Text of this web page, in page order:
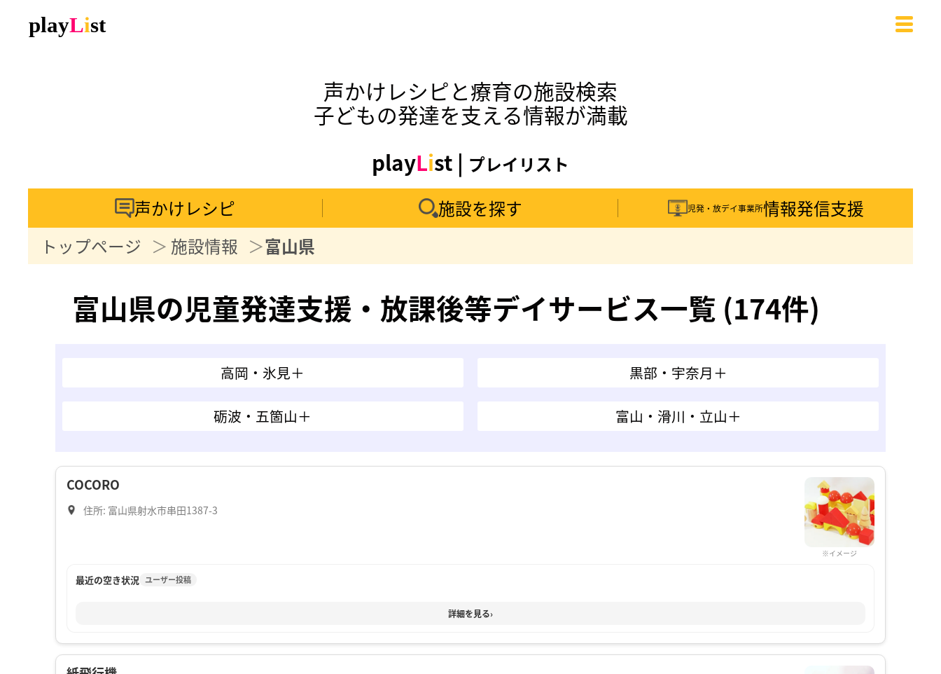
声かけレシピと療育の施設検索
子どもの発達を支える情報が満載
playList | プレイリスト
声かけレシピ
施設を探す 児発・放デイ事業所情報発信支援
トップページ
施設情報 富山県
富山県の児童発達支援・放課後等デイサービス一覧 (174件)
高岡・氷見＋ 黒部・宇奈月＋
砺波・五箇山＋ 富山・滑川・立山＋
COCORO
住所: 富山県射水市串田1387-3
※イメージ
最近の空き状況 ユーザー投稿
詳細を見る›